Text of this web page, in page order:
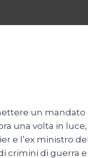
un
una volta in
e l’ex ministro
crimini di guerra